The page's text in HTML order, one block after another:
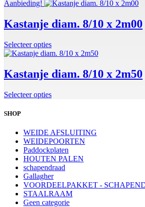
Aanbieding!
Kastanje diam. 8/10 x 2m00
Selecteer opties
Kastanje diam. 8/10 x 2m50
Selecteer opties
SHOP
WEIDE AFSLUITING
WEIDEPOORTEN
Paddockplaten
HOUTEN PALEN
schapendraad
Gallagher
VOORDEELPAKKET -
STAALRAAM
Geen categorie